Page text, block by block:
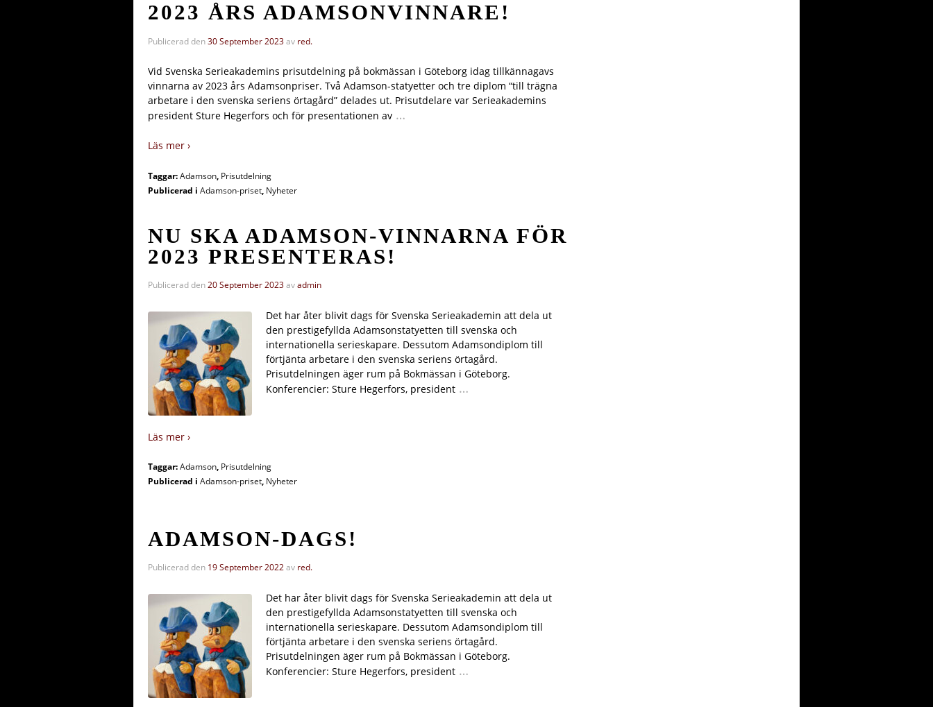
2023 ÅRS ADAMSONVINNARE!
Publicerad den30 September 2023av red.
Vid Svenska Serieakademins prisutdelning på bokmässan i Göteborg idag tillkännagavs
vinnarna av 2023 års Adamsonpriser. Två Adamson-statyetter och tre diplom “till trägna
arbetare i den svenska seriens örtagård” delades ut. Prisutdelare var Serieakademins
president Sture Hegerfors och för presentationen av …
Läs mer ›
Taggar:Adamson, Prisutdelning
Publicerad i Adamson-priset, Nyheter
NU SKA ADAMSON-VINNARNA FÖR
2023 PRESENTERAS!
Publicerad den20 September 2023avadmin
Det har åter blivit dags för Svenska Serieakademin att dela ut
den prestigefyllda Adamsonstatyetten till svenska och
internationella serieskapare. Dessutom Adamsondiplom till
förtjänta arbetare i den svenska seriens örtagård.
Prisutdelningen äger rum på Bokmässan i Göteborg.
Konferencier: Sture Hegerfors, president …
Läs mer ›
Taggar:Adamson, Prisutdelning
Publicerad i Adamson-priset, Nyheter
ADAMSON-DAGS!
Publicerad den 19 September 2022av red.
Det har åter blivit dags för Svenska Serieakademin att dela ut
den prestigefyllda Adamsonstatyetten till svenska och
internationella serieskapare. Dessutom Adamsondiplom till
förtjänta arbetare i den svenska seriens örtagård.
Prisutdelningen äger rum på Bokmässan i Göteborg.
Konferencier: Sture Hegerfors, president …